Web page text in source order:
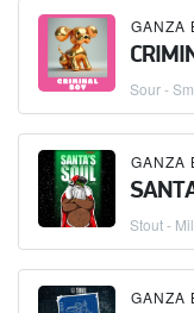
GANZA
Sour -
GANZA
Stout -
GANZA